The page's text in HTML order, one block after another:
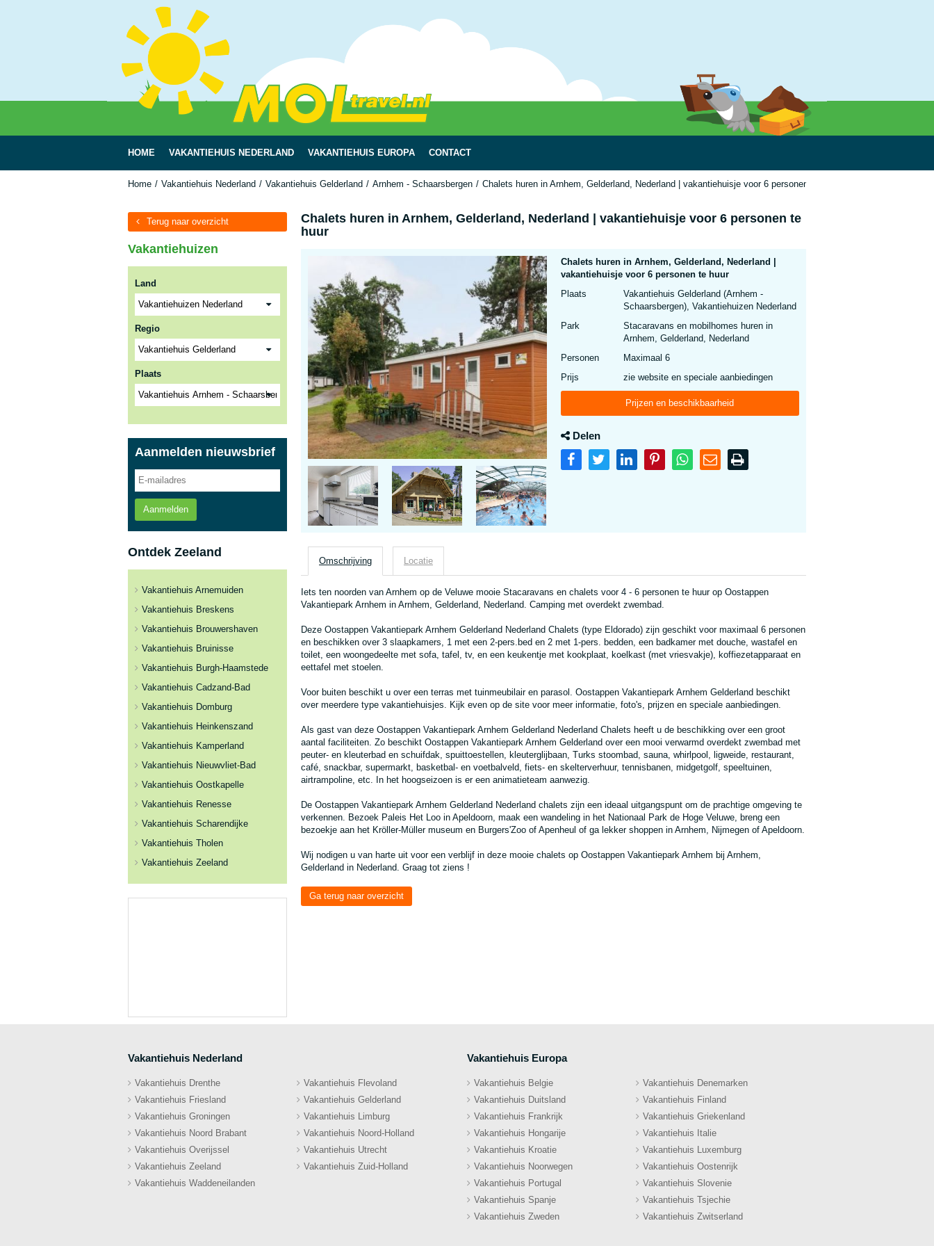
HOME VAKANTIEHUIS NEDERLAND VAKANTIEHUIS EUROPA CONTACT
Home Vakantiehuis Nederland Vakantiehuis Gelderland Arnhem - Schaarsbergen Chalets huren in Arnhem, Gelderland, Nederland | vakantiehuisje voor 6 personen te huur
Chalets huren in Arnhem, Gelderland, Nederland | vakantiehuisje voor 6 personen te
huur
Chalets huren in Arnhem, Gelderland, Nederland |
vakantiehuisje voor 6 personen te huur
Plaats
Vakantiehuis Gelderland (Arnhem -
Schaarsbergen), Vakantiehuizen Nederland
Park
Stacaravans en mobilhomes huren in
Arnhem, Gelderland, Nederland
Personen
Maximaal 6
Prijs
zie website en speciale aanbiedingen
Prijzen en beschikbaarheid
Delen
Omschrijving Locatie
Iets ten noorden van Arnhem op de Veluwe mooie Stacaravans en chalets voor 4 - 6 personen te huur op Oostappen
Vakantiepark Arnhem in Arnhem, Gelderland, Nederland. Camping met overdekt zwembad.
Deze Oostappen Vakantiepark Arnhem Gelderland Nederland Chalets (type Eldorado) zijn geschikt voor maximaal 6 personen
en beschikken over 3 slaapkamers, 1 met een 2-pers.bed en 2 met 1-pers. bedden, een badkamer met douche, wastafel en
toilet, een woongedeelte met sofa, tafel, tv, en een keukentje met kookplaat, koelkast (met vriesvakje), koffiezetapparaat en
eettafel met stoelen.
Voor buiten beschikt u over een terras met tuinmeubilair en parasol. Oostappen Vakantiepark Arnhem Gelderland beschikt
over meerdere type vakantiehuisjes. Kijk even op de site voor meer informatie, foto's, prijzen en speciale aanbiedingen.
Als gast van deze Oostappen Vakantiepark Arnhem Gelderland Nederland Chalets heeft u de beschikking over een groot
aantal faciliteiten. Zo beschikt Oostappen Vakantiepark Arnhem Gelderland over een mooi verwarmd overdekt zwembad met
peuter- en kleuterbad en schuifdak, spuittoestellen, kleuterglijbaan, Turks stoombad, sauna, whirlpool, ligweide, restaurant,
café, snackbar, supermarkt, basketbal- en voetbalveld, fiets- en skelterverhuur, tennisbanen, midgetgolf, speeltuinen,
airtrampoline, etc. In het hoogseizoen is er een animatieteam aanwezig.
De Oostappen Vakantiepark Arnhem Gelderland Nederland chalets zijn een ideaal uitgangspunt om de prachtige omgeving te
verkennen. Bezoek Paleis Het Loo in Apeldoorn, maak een wandeling in het Nationaal Park de Hoge Veluwe, breng een
bezoekje aan het Kröller-Müller museum en Burgers'Zoo of Apenheul of ga lekker shoppen in Arnhem, Nijmegen of Apeldoorn.
Wij nodigen u van harte uit voor een verblijf in deze mooie chalets op Oostappen Vakantiepark Arnhem bij Arnhem,
Gelderland in Nederland. Graag tot ziens !
Ga terug naar overzicht
Terug naar overzicht
Vakantiehuizen
Land
Regio
Plaats
Aanmelden nieuwsbrief
Aanmelden
Ontdek Zeeland
Vakantiehuis Arnemuiden
Vakantiehuis Breskens
Vakantiehuis Brouwershaven
Vakantiehuis Bruinisse
Vakantiehuis Burgh-Haamstede
Vakantiehuis Cadzand-Bad
Vakantiehuis Domburg
Vakantiehuis Heinkenszand
Vakantiehuis Kamperland
Vakantiehuis Nieuwvliet-Bad
Vakantiehuis Oostkapelle
Vakantiehuis Renesse
Vakantiehuis Scharendijke
Vakantiehuis Tholen
Vakantiehuis Zeeland
Vakantiehuis Nederland
Vakantiehuis Drenthe
Vakantiehuis Flevoland
Vakantiehuis Friesland
Vakantiehuis Gelderland
Vakantiehuis Groningen
Vakantiehuis Limburg
Vakantiehuis Noord Brabant
Vakantiehuis Noord-Holland
Vakantiehuis Overijssel
Vakantiehuis Utrecht
Vakantiehuis Zeeland
Vakantiehuis Zuid-Holland
Vakantiehuis Waddeneilanden
Vakantiehuis Europa
Vakantiehuis Belgie
Vakantiehuis Denemarken
Vakantiehuis Duitsland
Vakantiehuis Finland
Vakantiehuis Frankrijk
Vakantiehuis Griekenland
Vakantiehuis Hongarije
Vakantiehuis Italie
Vakantiehuis Kroatie
Vakantiehuis Luxemburg
Vakantiehuis Noorwegen
Vakantiehuis Oostenrijk
Vakantiehuis Portugal
Vakantiehuis Slovenie
Vakantiehuis Spanje
Vakantiehuis Tsjechie
Vakantiehuis Zweden
Vakantiehuis Zwitserland